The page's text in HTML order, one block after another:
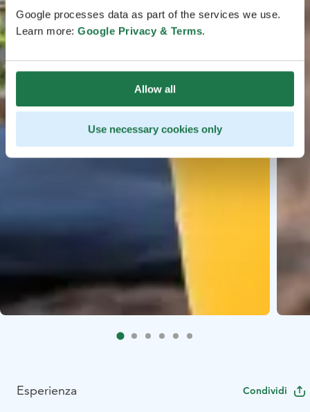
Google processes data as part of the services we use.
Learn more: Google Privacy & Terms.
Allow all
Use necessary cookies only
Esperienza Condividi